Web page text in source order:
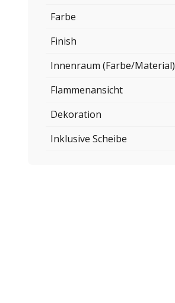
Farbe
Finish
Innenraum (Farbe/Material)
Flammenansicht
Dekoration
Inklusive Scheibe